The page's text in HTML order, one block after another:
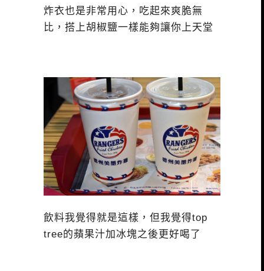
炸衣也是非常用心，吃起來爽脆無
比，搭上胡椒鹽一樣能夠讓你上天堂
飲料我覺得就是這樣，但我覺得top
tree的蘋果汁加冰塊之後更好喝了